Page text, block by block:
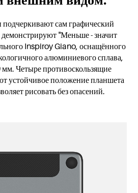
сам графический
"Меньше - значит
Inspiroy Giano, оснащённого
алюминиевого сплава,
мм. Четыре противоскользящие
устойчивое положение планшета
рисовать без опасений.